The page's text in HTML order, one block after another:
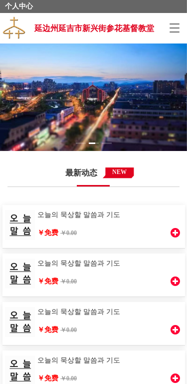
个人中心
T
g
g
e
n
a
v
i
g
a
t
延边州延吉市新兴街参花基督教堂
最新动态 NEW
오늘의 묵상할 말씀과 기도
￥免费 ￥0.00
오늘의 묵상할 말씀과 기도
￥免费 ￥0.00
오늘의 묵상할 말씀과 기도
￥免费 ￥0.00
오늘의 묵상할 말씀과 기도
￥免费 ￥0.00